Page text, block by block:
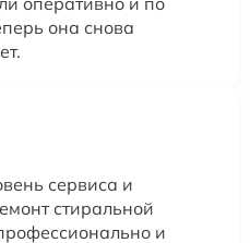
она снова
сервиса и
стиральной
и